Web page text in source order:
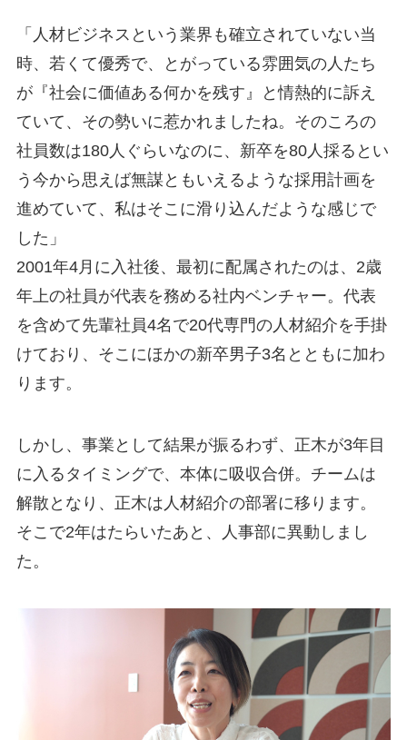
「人材ビジネスという業界も確立されていない当
時、若くて優秀で、とがっている雰囲気の人たち
が『社会に価値ある何かを残す』と情熱的に訴え
ていて、その勢いに惹かれましたね。そのころの
社員数は180人ぐらいなのに、新卒を80人採るとい
う今から思えば無謀ともいえるような採用計画を
進めていて、私はそこに滑り込んだような感じで
した」
2001年4月に入社後、最初に配属されたのは、2歳
年上の社員が代表を務める社内ベンチャー。代表
を含めて先輩社員4名で20代専門の人材紹介を手掛
けており、そこにほかの新卒男子3名とともに加わ
ります。
しかし、事業として結果が振るわず、正木が3年目
に入るタイミングで、本体に吸収合併。チームは
解散となり、正木は人材紹介の部署に移ります。
そこで2年はたらいたあと、人事部に異動しまし
た。